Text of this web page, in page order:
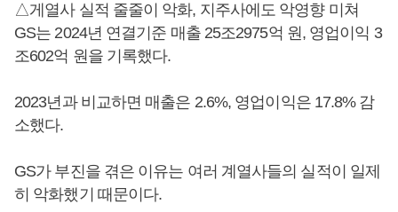
△게열사 실적 줄줄이 악화, 지주사에도 악영향 미쳐
GS는 2024년 연결기준 매출 25조2975억 원, 영업이익 3
조602억 원을 기록했다.
2023년과 비교하면 매출은 2.6%, 영업이익은 17.8% 감
소했다.
GS가 부진을 겪은 이유는 여러 계열사들의 실적이 일제
히 악화했기 때문이다.